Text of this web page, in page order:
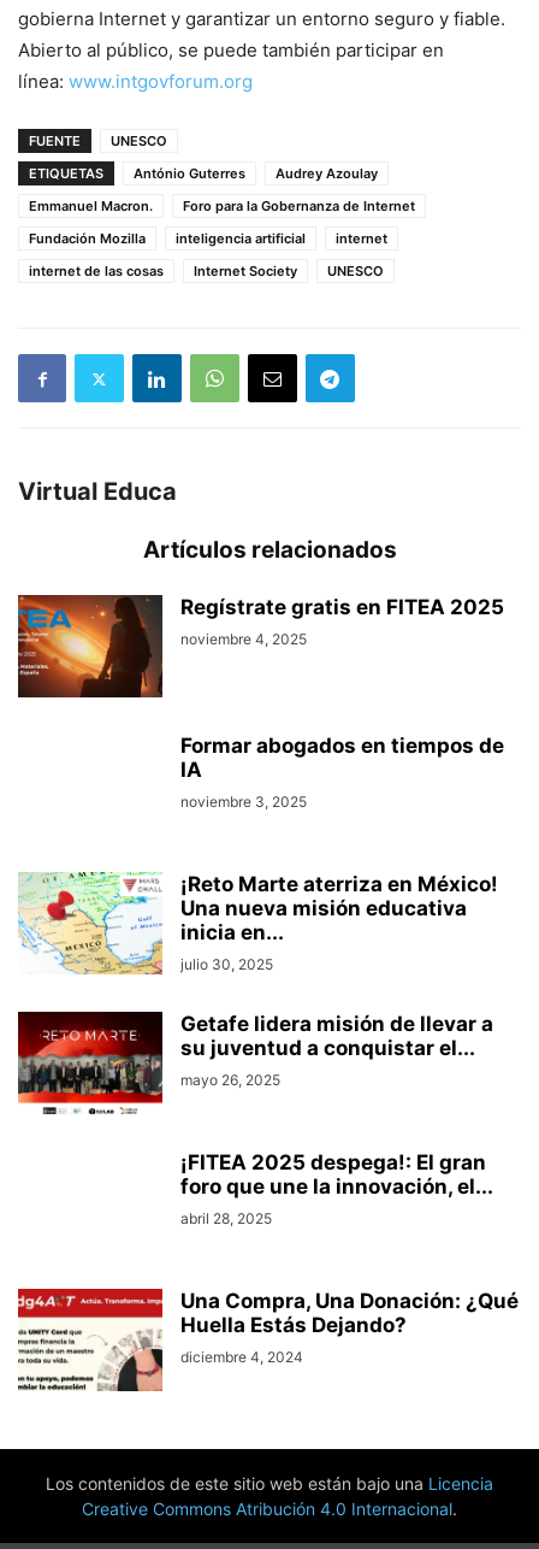
gobierna Internet y garantizar un entorno seguro y fiable.
Abierto al público, se puede también participar en
línea: www.intgovforum.org
FUENTE
UNESCO
ETIQUETAS
António Guterres
Audrey Azoulay
Emmanuel Macron.
Foro para la Gobernanza de Internet
Fundación Mozilla
inteligencia artificial
internet
internet de las cosas
Internet Society UNESCO
Virtual Educa
Artículos relacionados
Regístrate gratis en FITEA 2025
noviembre 4, 2025
Formar abogados en tiempos de
IA
noviembre 3, 2025
¡Reto Marte aterriza en México!
Una nueva misión educativa
inicia en...
julio 30, 2025
Getafe lidera misión de llevar a
su juventud a conquistar el...
mayo 26, 2025
¡FITEA 2025 despega!: El gran
foro que une la innovación, el...
abril 28, 2025
Una Compra, Una Donación: ¿Qué
Huella Estás Dejando?
diciembre 4, 2024
Los contenidos de este sitio web están bajo una Licencia
Creative Commons Atribución 4.0 Internacional.